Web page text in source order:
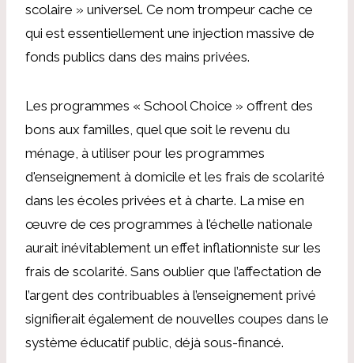
scolaire » universel. Ce nom trompeur cache ce
qui est essentiellement une injection massive de
fonds publics dans des mains privées.
Les programmes « School Choice » offrent des
bons aux familles, quel que soit le revenu du
ménage, à utiliser pour les programmes
d'enseignement à domicile et les frais de scolarité
dans les écoles privées et à charte. La mise en
œuvre de ces programmes à l’échelle nationale
aurait inévitablement un effet inflationniste sur les
frais de scolarité. Sans oublier que l’affectation de
l’argent des contribuables à l’enseignement privé
signifierait également de nouvelles coupes dans le
système éducatif public, déjà sous-financé.